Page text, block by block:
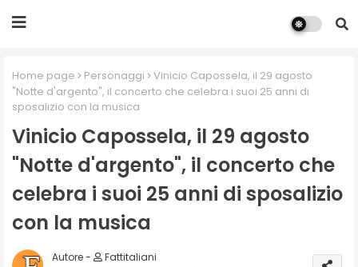
Home page Personaggi
Vinicio Capossela, il 29 agosto
"Notte d'argento", il concerto che celebra i suoi 25 anni di
sposalizio con la musica
Vinicio Capossela, il 29 agosto
"Notte d'argento", il concerto che
celebra i suoi 25 anni di sposalizio
con la musica
Fattitaliani